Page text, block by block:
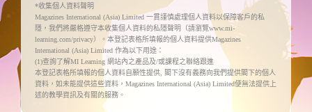
*收集個人資料聲明
Magazines International (Asia) Limited 一貫謹慎處理個人資料以保障客戶的私
隱，我們將嚴格遵守本收集個人資料的私隱聲明（請瀏覽www.mi-
learning.com/privacy）。本登記表格所填報的個人資料提供Magazines
International (Asia) Limited 作為以下用途：
(1)查詢了解MI Learning 網站內之產品及/或課程之聯絡跟進
本登記表格所填報的個人資料自願性提供 閣下沒有義務向我們提供閣下的個人
資料，如未能提供這些資料， Magazines International (Asia) Limited便無法提供上
述的教學資訊及有關的服務。